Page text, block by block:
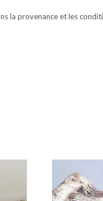
la provenance et les